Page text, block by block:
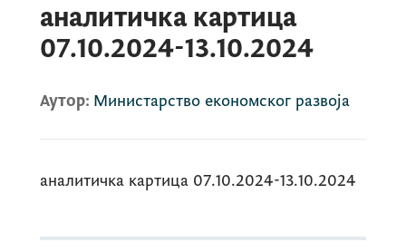
аналитичка картица
07.10.2024-13.10.2024
Аутор: Министарство економског развоја
аналитичка картица 07.10.2024-13.10.2024